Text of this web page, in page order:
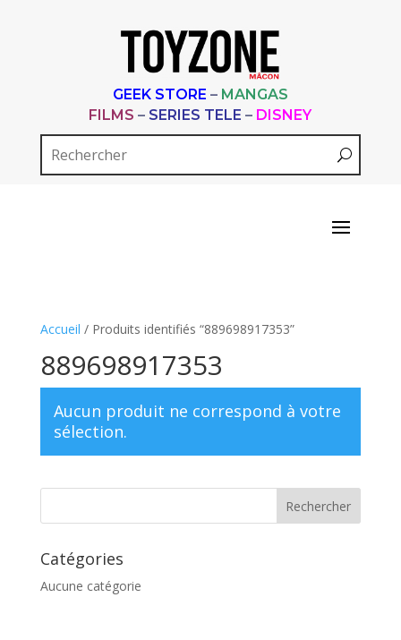
GEEK STORE – MANGAS
FILMS – SERIES TELE – DISNEY
Accueil / Produits identifiés “889698917353”
889698917353
Aucun produit ne correspond à votre
sélection.
Catégories
Aucune catégorie